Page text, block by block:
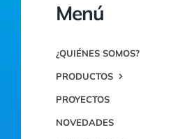
Menú
¿QUIÉNES SOMOS?
PRODUCTOS
PROYECTOS
NOVEDADES